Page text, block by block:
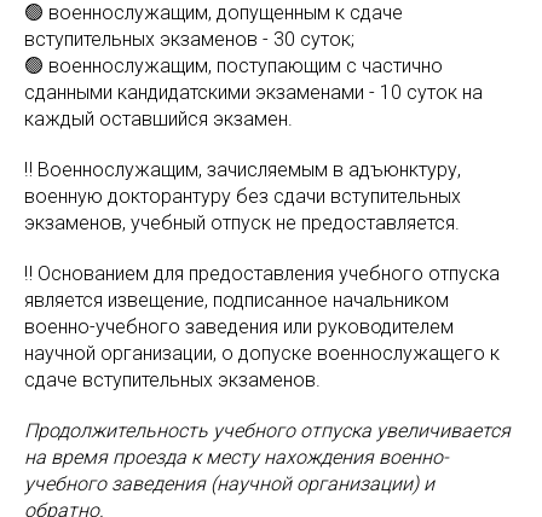
🟢 военнослужащим, допущенным к сдаче
вступительных экзаменов - 30 суток;
🟢 военнослужащим, поступающим с частично
сданными кандидатскими экзаменами - 10 суток на
каждый оставшийся экзамен.
‼️ Военнослужащим, зачисляемым в адъюнктуру,
военную докторантуру без сдачи вступительных
экзаменов, учебный отпуск не предоставляется.
‼️ Основанием для предоставления учебного отпуска
является извещение, подписанное начальником
военно-учебного заведения или руководителем
научной организации, о допуске военнослужащего к
сдаче вступительных экзаменов.
Продолжительность учебного отпуска увеличивается
на время проезда к месту нахождения военно-
учебного заведения (научной организации) и
обратно.